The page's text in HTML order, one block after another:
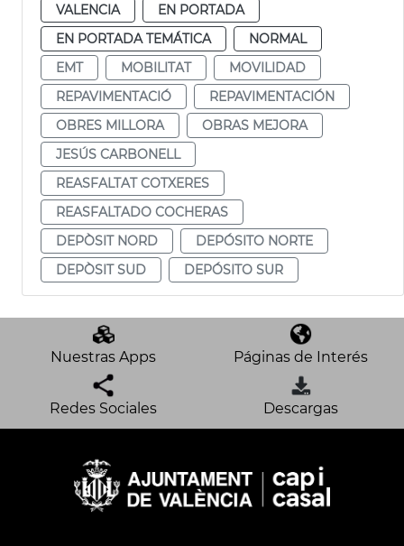
VALENCIA
EN PORTADA
EN PORTADA TEMÁTICA
NORMAL
EMT
MOBILITAT
MOVILIDAD
REPAVIMENTACIÓ
REPAVIMENTACIÓN
OBRES MILLORA
OBRAS MEJORA
JESÚS CARBONELL
REASFALTAT COTXERES
REASFALTADO COCHERAS
DEPÒSIT NORD
DEPÓSITO NORTE
DEPÒSIT SUD
DEPÓSITO SUR
Nuestras Apps Páginas de Interés
Redes Sociales Descargas